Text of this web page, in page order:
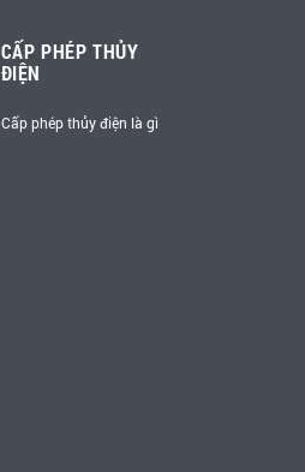
CẤP PHÉP THỦY
ĐIỆN
Cấp phép thủy điện là gì